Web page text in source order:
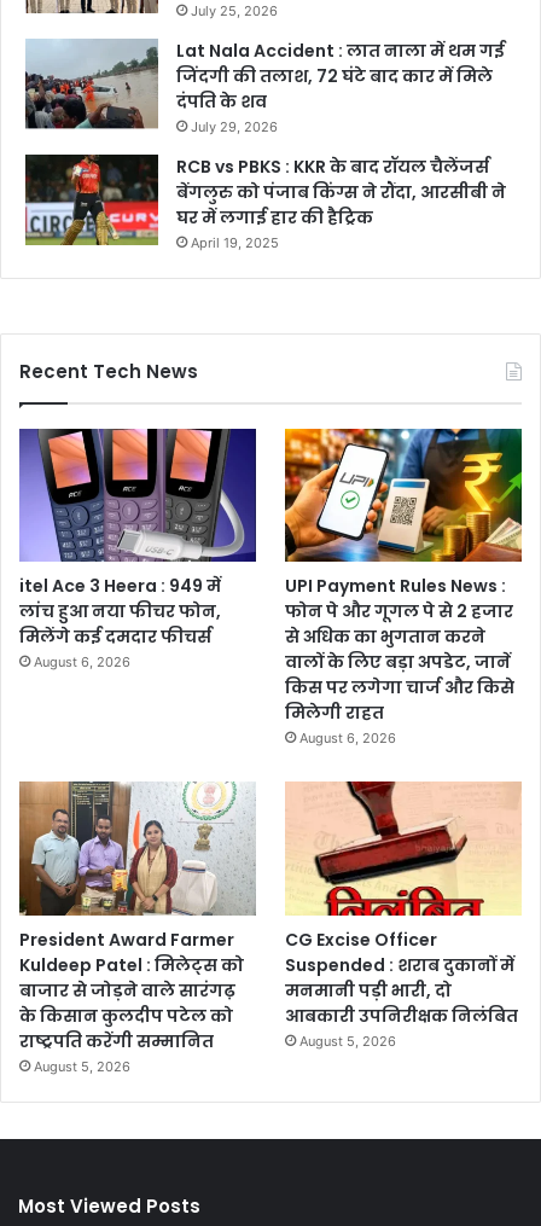
July 25, 2026
Lat Nala Accident : लात नाला में थम गई
जिंदगी की तलाश, 72 घंटे बाद कार में मिले
दंपति के शव
July 29, 2026
RCB vs PBKS : KKR के बाद रॉयल चैलेंजर्स
बेंगलुरु को पंजाब किंग्स ने रौंदा, आरसीबी ने
घर में लगाई हार की हैट्रिक
April 19, 2025
Recent Tech News
itel Ace 3 Heera : 949 में
लांच हुआ नया फीचर फोन,
मिलेंगे कई दमदार फीचर्स
August 6, 2026
UPI Payment Rules News :
फोन पे और गूगल पे से 2 हजार
से अधिक का भुगतान करने
वालों के लिए बड़ा अपडेट, जानें
किस पर लगेगा चार्ज और किसे
मिलेगी राहत
August 6, 2026
President Award Farmer
Kuldeep Patel : मिलेट्स को
बाजार से जोड़ने वाले सारंगढ़
के किसान कुलदीप पटेल को
राष्ट्रपति करेंगी सम्मानित
August 5, 2026
CG Excise Officer
Suspended : शराब दुकानों में
मनमानी पड़ी भारी, दो
आबकारी उपनिरीक्षक निलंबित
August 5, 2026
Most Viewed Posts